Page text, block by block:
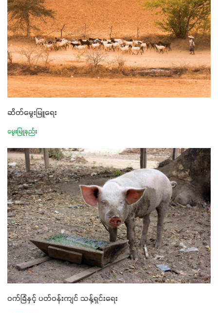
ဆိတ်မွေးမြူရေး
မွေးမြူနည်း
ဝက်ခြံနှင့် ပတ်ဝန်းကျင် သန့်ရှင်းရေး